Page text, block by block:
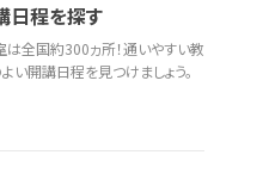
日程を探す
は全国約300ヵ所！通いやすい教
い開講日程を見つけましょう。